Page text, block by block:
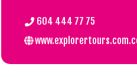
604 444 77 75